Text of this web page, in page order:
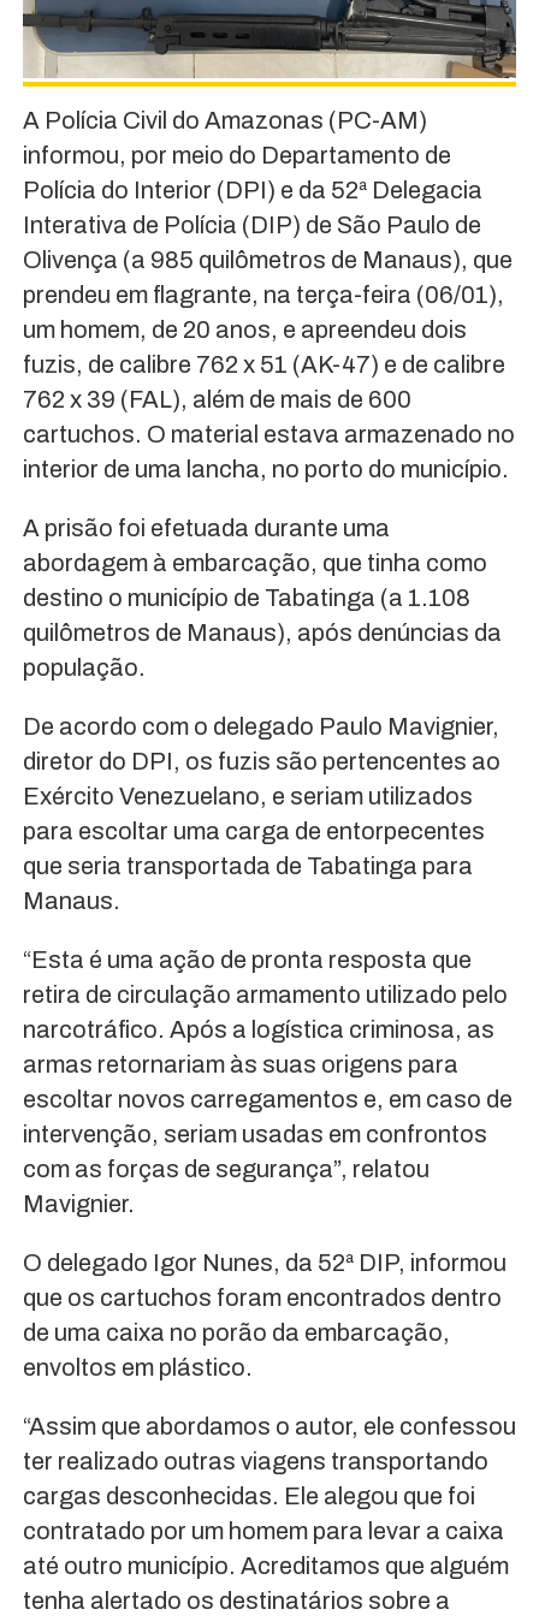
A Polícia Civil do Amazonas (PC-AM)
informou, por meio do Departamento de
Polícia do Interior (DPI) e da 52ª Delegacia
Interativa de Polícia (DIP) de São Paulo de
Olivença (a 985 quilômetros de Manaus), que
prendeu em flagrante, na terça-feira (06/01),
um homem, de 20 anos, e apreendeu dois
fuzis, de calibre 762 x 51 (AK-47) e de calibre
762 x 39 (FAL), além de mais de 600
cartuchos. O material estava armazenado no
interior de uma lancha, no porto do município.
A prisão foi efetuada durante uma
abordagem à embarcação, que tinha como
destino o município de Tabatinga (a 1.108
quilômetros de Manaus), após denúncias da
população.
De acordo com o delegado Paulo Mavignier,
diretor do DPI, os fuzis são pertencentes ao
Exército Venezuelano, e seriam utilizados
para escoltar uma carga de entorpecentes
que seria transportada de Tabatinga para
Manaus.
“Esta é uma ação de pronta resposta que
retira de circulação armamento utilizado pelo
narcotráfico. Após a logística criminosa, as
armas retornariam às suas origens para
escoltar novos carregamentos e, em caso de
intervenção, seriam usadas em confrontos
com as forças de segurança”, relatou
Mavignier.
O delegado Igor Nunes, da 52ª DIP, informou
que os cartuchos foram encontrados dentro
de uma caixa no porão da embarcação,
envoltos em plástico.
“Assim que abordamos o autor, ele confessou
ter realizado outras viagens transportando
cargas desconhecidas. Ele alegou que foi
contratado por um homem para levar a caixa
até outro município. Acreditamos que alguém
tenha alertado os destinatários sobre a